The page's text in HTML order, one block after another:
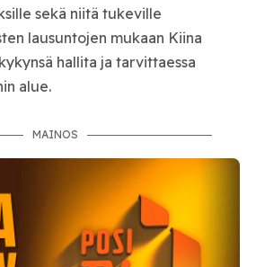
sekä niitä tukeville
lausuntojen mukaan Kiina
hallita ja tarvittaessa
alue.
MAINOS